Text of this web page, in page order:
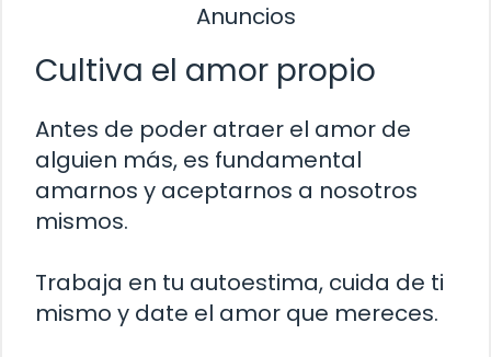
Anuncios
Cultiva el amor propio
Antes de poder atraer el amor de
alguien más, es fundamental
amarnos y aceptarnos a nosotros
mismos.
Trabaja en tu autoestima, cuida de ti
mismo y date el amor que mereces.